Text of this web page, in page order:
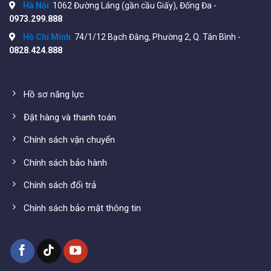
Dòng phóng xung dạng 10/1000s: 100A (³ 300 lần)
Điện trở danh định tại dòng <120mA: 8-10Ω (tùy theo
<= 1ns
Suy hao xen với tải 600Ω trong dải tần làm việc:<=
0.3dB (0,3 ¸3,4KHz)
Tuổi thọ với dòng phóng AC 50Hz, 5A×2, 1s: >= 5 lần
Xuất xứ : China
Hà Nội: 1062 Đường Láng (gần cầu Giấy), Đống Đa -
0973.299.888
Hồ Chí Minh: 74/1/12 Bạch Đằng, Phường 2, Q. Tân Bình -
0828.424.888
Hồ sơ năng lực
Đặt hàng và thanh toán
Chính sách vận chuyển
Chính sách bảo hành
Chính sách đổi trả
Chính sách bảo mật thông tin